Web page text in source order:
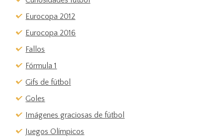
Eurocopa 2012
Eurocopa 2016
Fallos
Fórmula 1
Gifs de fútbol
Goles
Imágenes graciosas de fútbol
Juegos Olímpicos